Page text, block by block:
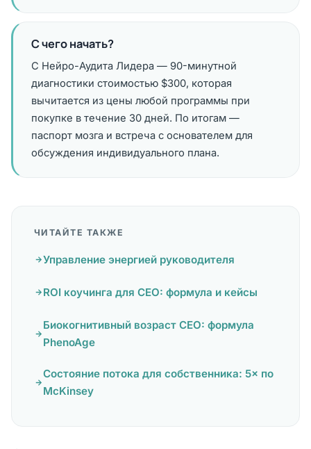
С чего начать?
С Нейро-Аудита Лидера — 90-минутной
диагностики стоимостью $300, которая
вычитается из цены любой программы при
покупке в течение 30 дней. По итогам —
паспорт мозга и встреча с основателем для
обсуждения индивидуального плана.
ЧИТАЙТЕ ТАКЖЕ
Управление энергией руководителя
ROI коучинга для CEO: формула и кейсы
Биокогнитивный возраст CEO: формула
PhenoAge
Состояние потока для собственника: 5× по
McKinsey